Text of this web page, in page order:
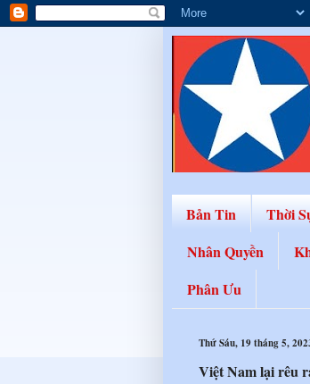
Bản Tin Thời
Nhân Quyền
Phân Ưu
Thứ Sáu, 19 tháng 5,
Việt Nam lại rêu